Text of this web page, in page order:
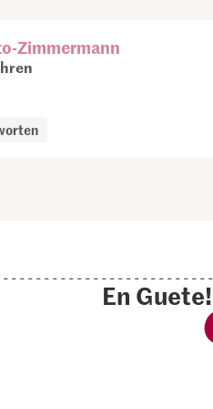
Zimmermann
En